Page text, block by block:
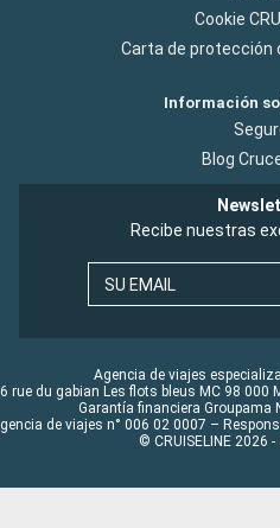
Cookie
Carta de protección
Información
Blog
Recibe nuestras
SU EMAIL
Agencia de viajes
rue du gabian Les flots bleus MC 98 000
Garantía financiera Groupama
de viajes n° 006 02 0007 –
© CRUISELINE 2026